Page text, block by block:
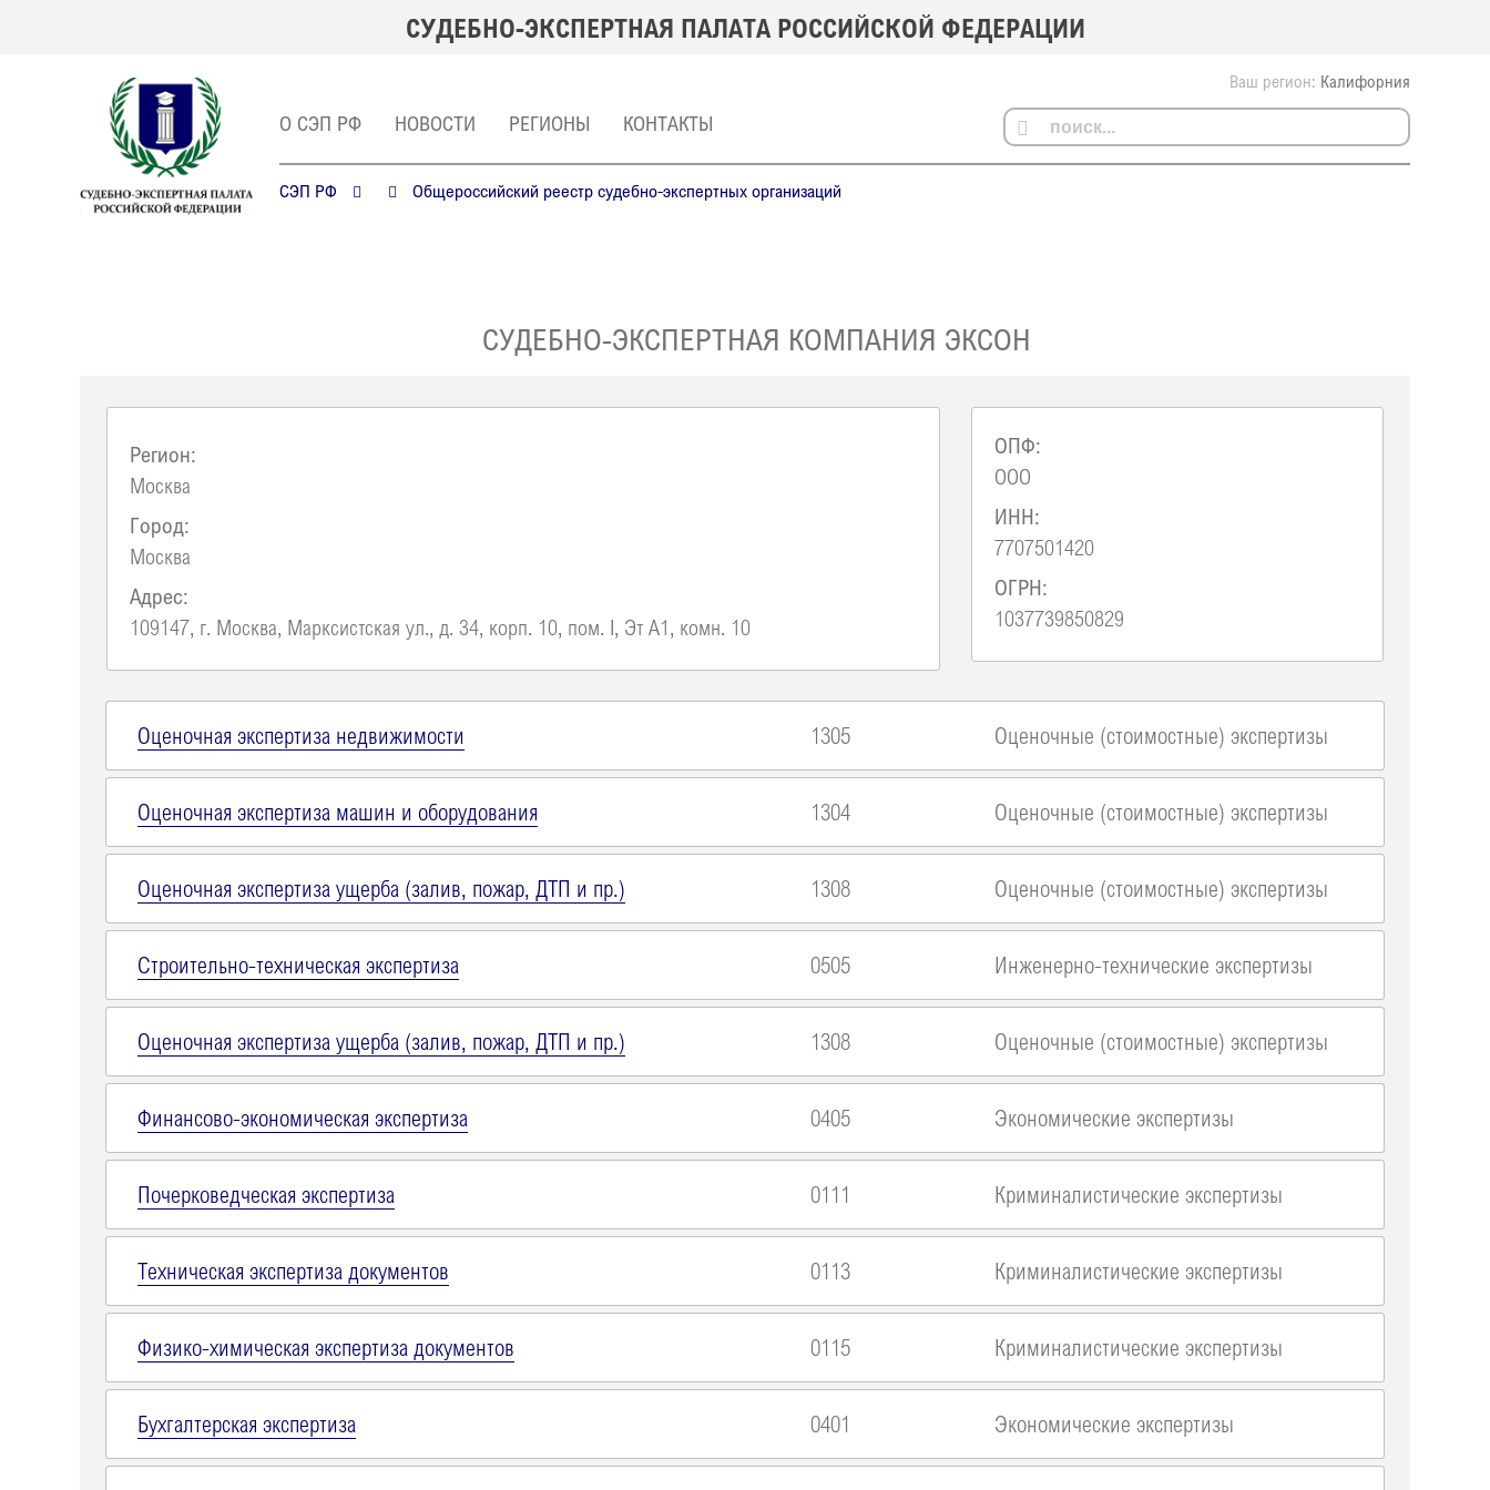
СУДЕБНО-ЭКСПЕРТНАЯ ПАЛАТА РОССИЙСКОЙ ФЕДЕРАЦИИ
Ваш регион: Калифорния
О СЭП РФ НОВОСТИ РЕГИОНЫ КОНТАКТЫ
СЭП РФ Общероссийский реестр судебно-экспертных организаций
СУДЕБНО-ЭКСПЕРТНАЯ КОМПАНИЯ ЭКСОН
Регион:
Москва
Город:
Москва
Адрес:
109147, г. Москва, Марксистская ул., д. 34, корп. 10, пом. I, Эт А1, комн. 10
ОПФ:
ООО
ИНН:
7707501420
ОГРН:
1037739850829
Оценочная экспертиза недвижимости 1305 Оценочные (стоимостные) экспертизы
Оценочная экспертиза машин и оборудования 1304 Оценочные (стоимостные) экспертизы
Оценочная экспертиза ущерба (залив, пожар, ДТП и пр.) 1308 Оценочные (стоимостные) экспертизы
Строительно-техническая экспертиза 0505 Инженерно-технические экспертизы
Оценочная экспертиза ущерба (залив, пожар, ДТП и пр.) 1308 Оценочные (стоимостные) экспертизы
Финансово-экономическая экспертиза 0405 Экономические экспертизы
Почерковедческая экспертиза 0111 Криминалистические экспертизы
Техническая экспертиза документов 0113 Криминалистические экспертизы
Физико-химическая экспертиза документов 0115 Криминалистические экспертизы
Бухгалтерская экспертиза 0401 Экономические экспертизы